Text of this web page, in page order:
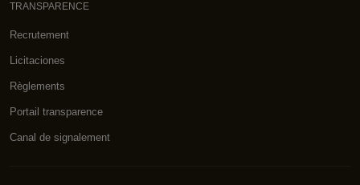
TRANSPARENCE
Recrutement
Licitaciones
Règlements
Portail transparence
Canal de signalement